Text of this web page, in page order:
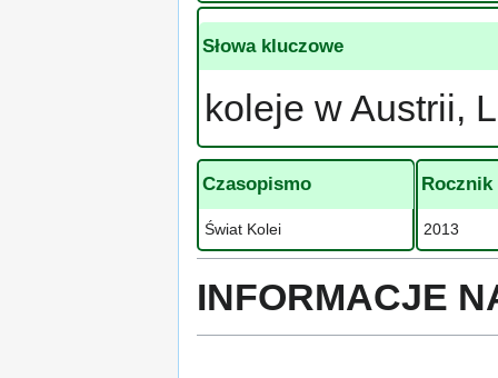
Słowa kluczowe
koleje w Austrii,
Czasopismo
Świat Kolei
Rocznik
2013
INFORMACJE